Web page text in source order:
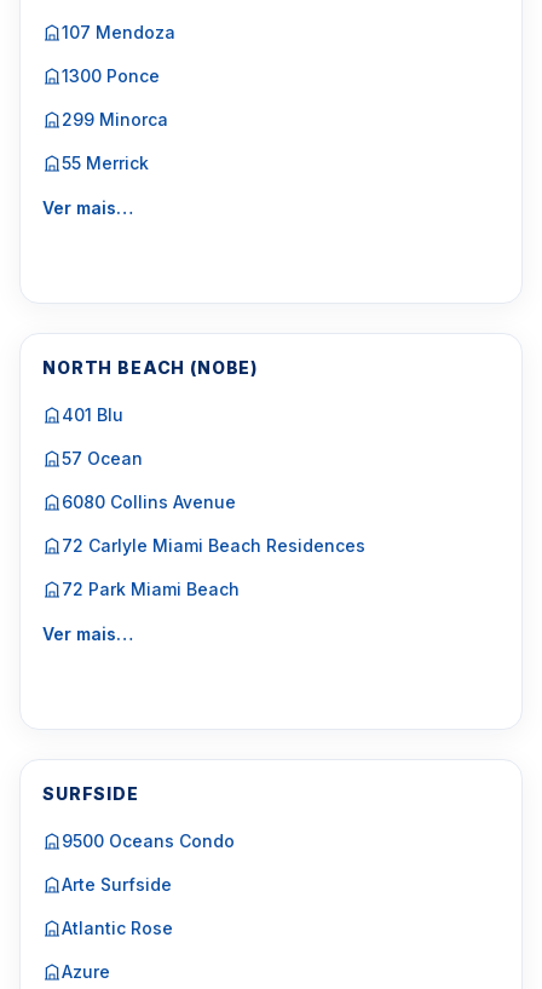
107 Mendoza
1300 Ponce
299 Minorca
55 Merrick
Ver mais…
NORTH BEACH (NOBE)
401 Blu
57 Ocean
6080 Collins Avenue
72 Carlyle Miami Beach Residences
72 Park Miami Beach
Ver mais…
SURFSIDE
9500 Oceans Condo
Arte Surfside
Atlantic Rose
Azure